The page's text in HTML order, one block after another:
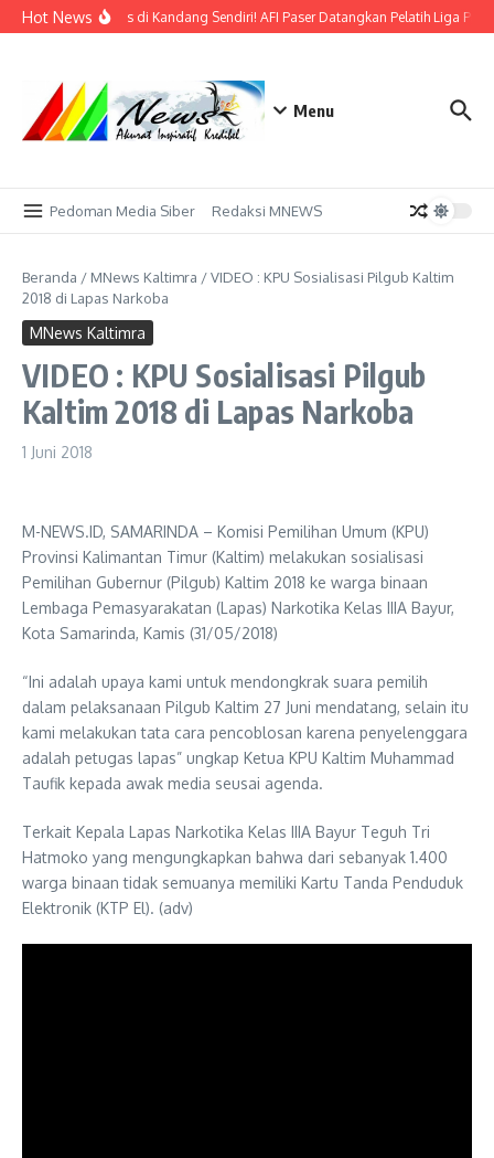
Lewati ke konten
Hot NewsBidik Emas di Kandang Sendiri! AFI Paser Datangkan Pelatih Liga
Menu
Pedoman Media Siber Redaksi MNEWS
Beranda / MNews Kaltimra /VIDEO : KPU Sosialisasi Pilgub Kaltim
2018 di Lapas Narkoba
MNews Kaltimra
VIDEO : KPU Sosialisasi Pilgub
Kaltim 2018 di Lapas Narkoba
1 Juni 2018
M-NEWS.ID, SAMARINDA – Komisi Pemilihan Umum (KPU)
Provinsi Kalimantan Timur (Kaltim) melakukan sosialisasi
Pemilihan Gubernur (Pilgub) Kaltim 2018 ke warga binaan
Lembaga Pemasyarakatan (Lapas) Narkotika Kelas IIIA Bayur,
Kota Samarinda, Kamis (31/05/2018)
“Ini adalah upaya kami untuk mendongkrak suara pemilih
dalam pelaksanaan Pilgub Kaltim 27 Juni mendatang, selain itu
kami melakukan tata cara pencoblosan karena penyelenggara
adalah petugas lapas” ungkap Ketua KPU Kaltim Muhammad
Taufik kepada awak media seusai agenda.
Terkait Kepala Lapas Narkotika Kelas IIIA Bayur Teguh Tri
Hatmoko yang mengungkapkan bahwa dari sebanyak 1.400
warga binaan tidak semuanya memiliki Kartu Tanda Penduduk
Elektronik (KTP El). (adv)